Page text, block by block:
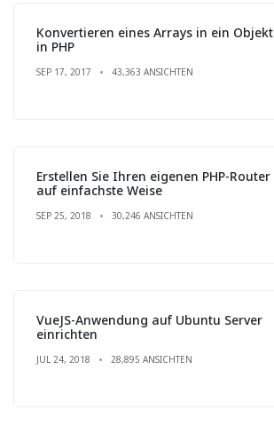
Konvertieren eines Arrays in ein Objekt
in PHP
SEP 17, 2017 43,363 ANSICHTEN
Erstellen Sie Ihren eigenen PHP-Router
auf einfachste Weise
SEP 25, 2018 30,246 ANSICHTEN
VueJS-Anwendung auf Ubuntu Server
einrichten
JUL 24, 2018 28,895 ANSICHTEN